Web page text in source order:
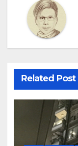
Related Post